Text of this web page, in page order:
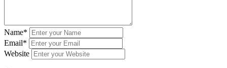
Name*
Email*
Website